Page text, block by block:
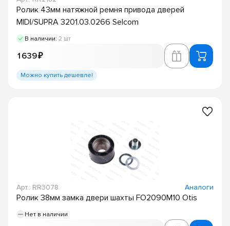
Ролик 43мм натяжной ремня привода дверей
MIDI/SUPRA 3201.03.0266 Selcom
В наличии: 2 шт
1 639 ₽
Можно купить дешевле!
Арт.: RR3078 Аналоги
Ролик 38мм замка двери шахты FO2090M10 Otis
Нет в наличии